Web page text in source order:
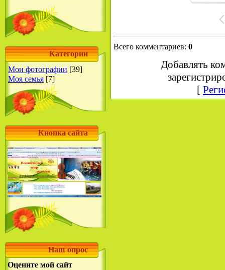
Категории
Мои фотографии [39]
Моя семья [7]
Кнопка сайта
Наш опрос
Оцените мой сайт
Всего комментариев: 0
Добавлять
[